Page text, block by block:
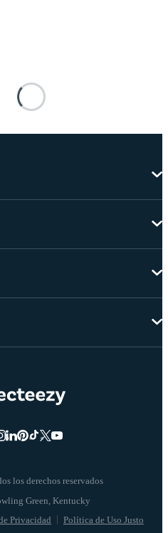
los derechos reservados
Privacidad Política de Uso Justo